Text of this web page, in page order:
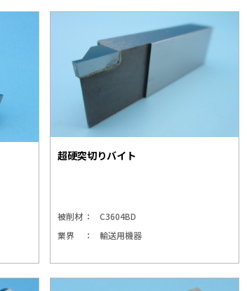
超硬突切りバイト
被削材
C3604BD
業界
輸送用機器